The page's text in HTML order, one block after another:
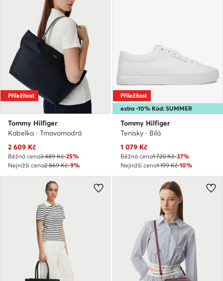
Příležitost
Tommy Hilfiger
Kabelka · Tmavomodrá
Aktuální cena
2 609 Kč
Běžná cena3 489 Kč-25%
Nejnižší cena2 869 Kč-9%
extra -10% Kód: SUMMER
Příležitost
Tommy Hilfiger
Tenisky · Bílá
Aktuální cena
1 079 Kč
Běžná cena1 720 Kč-37%
Nejnižší cena1 199 Kč-10%